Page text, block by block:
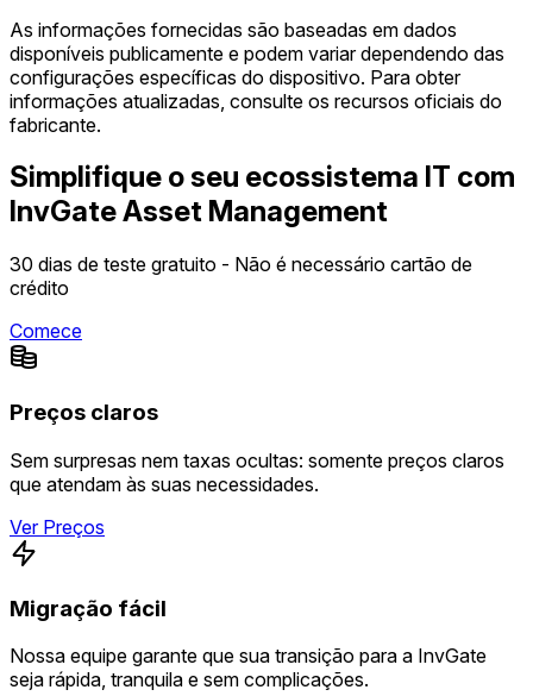
As informações fornecidas são baseadas em dados
disponíveis publicamente e podem variar dependendo das
configurações específicas do dispositivo. Para obter
informações atualizadas, consulte os recursos oficiais do
fabricante.
Simplifique o seu ecossistema IT com
InvGate Asset Management
30 dias de teste gratuito - Não é necessário cartão de
crédito
Comece
Preços claros
Sem surpresas nem taxas ocultas: somente preços claros
que atendam às suas necessidades.
Ver Preços
Migração fácil
Nossa equipe garante que sua transição para a InvGate
seja rápida, tranquila e sem complicações.